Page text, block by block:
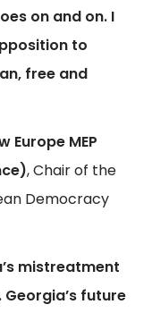
on and on. I
to
free and
Europe MEP
, Chair of the
Democracy
mistreatment
future